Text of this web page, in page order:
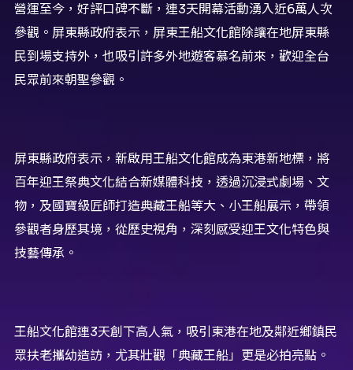
營運至今，好評口碑不斷，連3天開幕活動湧入近6萬人次
參觀。屏東縣政府表示，屏東王船文化館除讓在地屏東縣
民到場支持外，也吸引許多外地遊客慕名前來，歡迎全台
民眾前來朝聖參觀。
屏東縣政府表示，新啟用王船文化館成為東港新地標，將
百年迎王祭典文化結合新媒體科技，透過沉浸式劇場、文
物，及國寶級匠師打造典藏王船等大、小王船展示，帶領
參觀者身歷其境，從歷史視角，深刻感受迎王文化特色與
技藝傳承。
王船文化館連3天創下高人氣，吸引東港在地及鄰近鄉鎮民
眾扶老攜幼造訪，尤其壯觀「典藏王船」更是必拍亮點。